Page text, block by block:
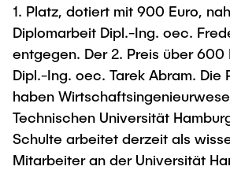
1. Platz, dotiert mit 900 Euro,
Diplomarbeit Dipl.-Ing. oec.
entgegen. Der 2. Preis über 600
Dipl.-Ing. oec. Tarek Abram. Die
haben
Technischen Universität
Schulte arbeitet derzeit als
Mitarbeiter an der Universität